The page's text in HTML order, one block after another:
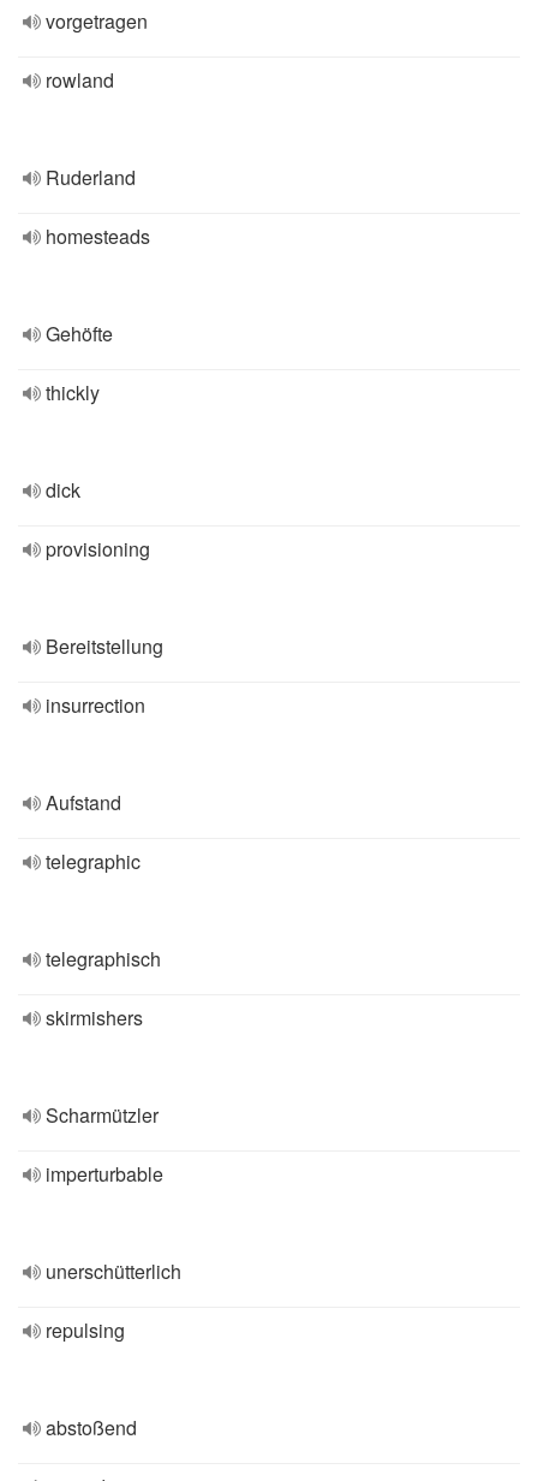
vorgetragen
rowland
Ruderland
homesteads
Gehöfte
thickly
dick
provisioning
Bereitstellung
insurrection
Aufstand
telegraphic
telegraphisch
skirmishers
Scharmützler
imperturbable
unerschütterlich
repulsing
abstoßend